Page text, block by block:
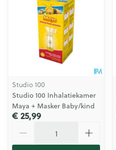
Studio 100
Studio 100 Inhalatiekamer
Maya + Masker Baby/kind
€ 25,99